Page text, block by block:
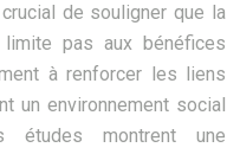
de souligner que la
pas aux bénéfices
à renforcer les liens
un environnement social
études montrent une